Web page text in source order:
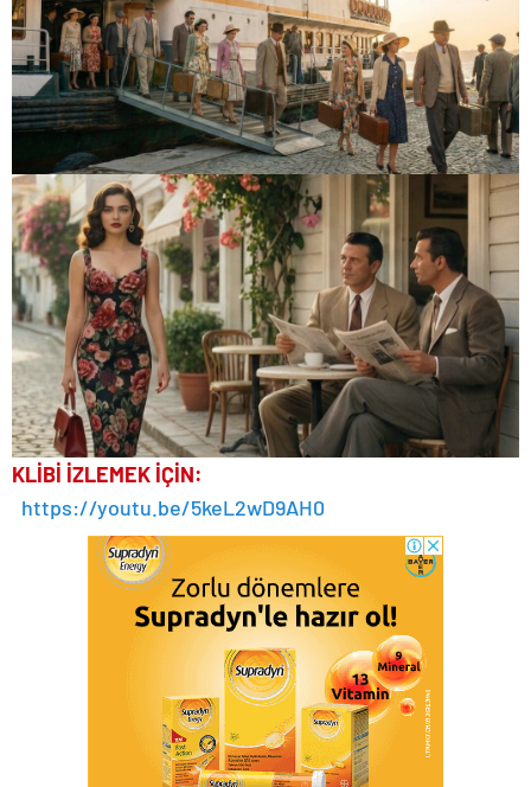
KLİBİ İZLEMEK İÇİN:
https://youtu.be/5keL2wD9AH0